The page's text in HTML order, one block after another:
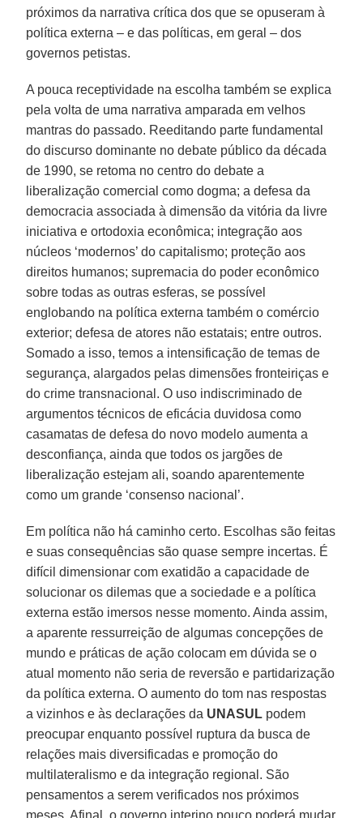
próximos da narrativa crítica dos que se opuseram à
política externa – e das políticas, em geral – dos
governos petistas.
A pouca receptividade na escolha também se explica
pela volta de uma narrativa amparada em velhos
mantras do passado. Reeditando parte fundamental
do discurso dominante no debate público da década
de 1990, se retoma no centro do debate a
liberalização comercial como dogma; a defesa da
democracia associada à dimensão da vitória da livre
iniciativa e ortodoxia econômica; integração aos
núcleos ‘modernos’ do capitalismo; proteção aos
direitos humanos; supremacia do poder econômico
sobre todas as outras esferas, se possível
englobando na política externa também o comércio
exterior; defesa de atores não estatais; entre outros.
Somado a isso, temos a intensificação de temas de
segurança, alargados pelas dimensões fronteiriças e
do crime transnacional. O uso indiscriminado de
argumentos técnicos de eficácia duvidosa como
casamatas de defesa do novo modelo aumenta a
desconfiança, ainda que todos os jargões de
liberalização estejam ali, soando aparentemente
como um grande ‘consenso nacional’.
Em política não há caminho certo. Escolhas são feitas
e suas consequências são quase sempre incertas. É
difícil dimensionar com exatidão a capacidade de
solucionar os dilemas que a sociedade e a política
externa estão imersos nesse momento. Ainda assim,
a aparente ressurreição de algumas concepções de
mundo e práticas de ação colocam em dúvida se o
atual momento não seria de reversão e partidarização
da política externa. O aumento do tom nas respostas
a vizinhos e às declarações da UNASUL podem
preocupar enquanto possível ruptura da busca de
relações mais diversificadas e promoção do
multilateralismo e da integração regional. São
pensamentos a serem verificados nos próximos
meses. Afinal, o governo interino pouco poderá mudar